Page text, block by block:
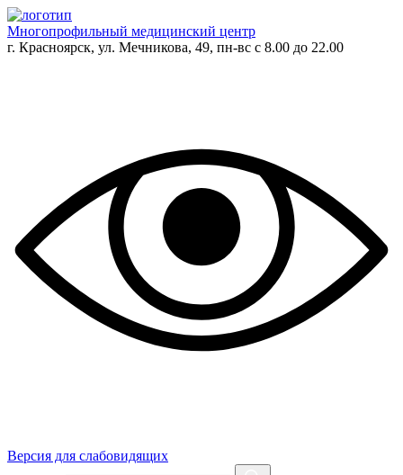
Многопрофильный медицинский центр
г. Красноярск, ул. Мечникова, 49, пн-вс с 8.00 до 22.00
Версия для слабовидящих